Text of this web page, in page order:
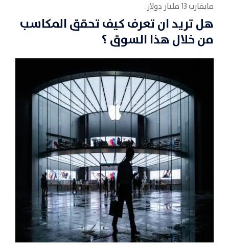
مايقارب 13 مليار دولار.
هل تريد ان تعرف كيف تحقق المكاسب
من خلال هذا السوق ؟